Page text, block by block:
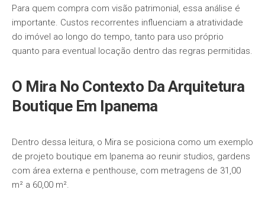
Para quem compra com visão patrimonial, essa análise é
importante. Custos recorrentes influenciam a atratividade
do imóvel ao longo do tempo, tanto para uso próprio
quanto para eventual locação dentro das regras permitidas.
O Mira No Contexto Da Arquitetura
Boutique Em Ipanema
Dentro dessa leitura, o Mira se posiciona como um exemplo
de projeto boutique em Ipanema ao reunir studios, gardens
com área externa e penthouse, com metragens de 31,00
m² a 60,00 m².